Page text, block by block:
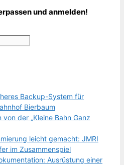
und anmelden!
Backup-System für
Bierbaum
von der „Kleine Bahn Ganz
leicht gemacht: JMRI
im Zusammenspiel
Ausrüstung einer